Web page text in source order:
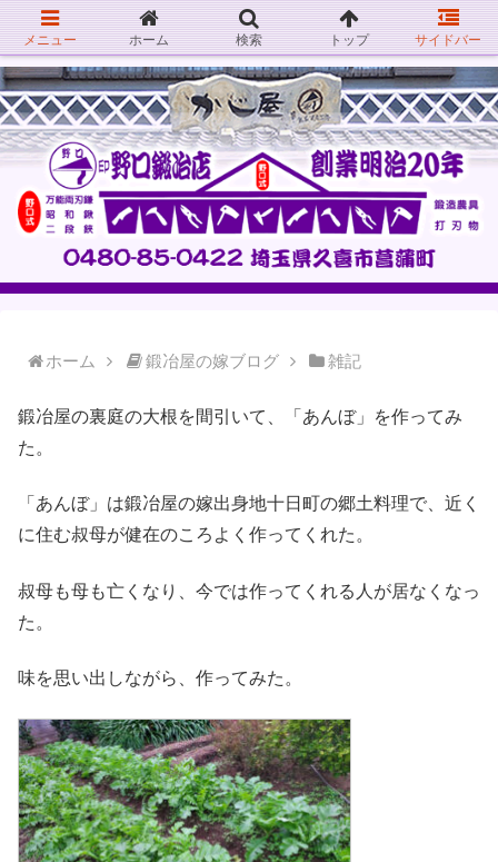
ホーム 鍛冶屋の嫁ブログ 雑記
鍛冶屋の裏庭の大根を間引いて、「あんぼ」を作ってみ
た。
「あんぼ」は鍛冶屋の嫁出身地十日町の郷土料理で、近く
に住む叔母が健在のころよく作ってくれた。
叔母も母も亡くなり、今では作ってくれる人が居なくなっ
た。
味を思い出しながら、作ってみた。
メニュー ホーム 検索 トップ サイドバー